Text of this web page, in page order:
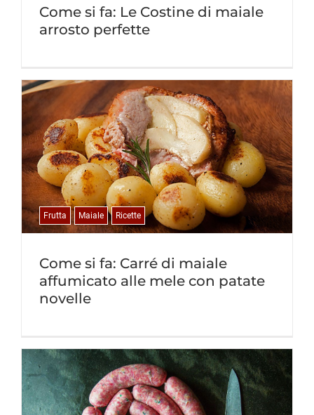
Come si fa: Le Costine di maiale
arrosto perfette
Come si fa: Carré di maiale
affumicato alle mele con patate
novelle
Frutta Maiale Ricette